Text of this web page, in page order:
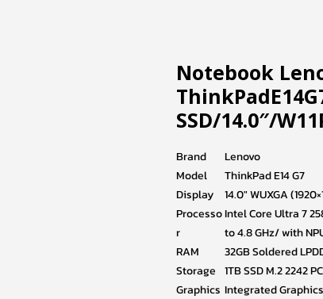
Notebook
SSD/14.0″/
Brand
Lenovo
Model
ThinkPad E14 G7
Display
14.0″ WUXGA
Processo
r
Intel Core Ultra 7
to 4.8 GHz/ with
RAM
32GB Soldered
Storage 1TB SSD M.2 2242
Graphics Integrated